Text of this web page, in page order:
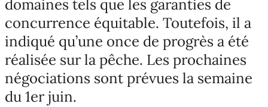
domaines tels que les garanties de
concurrence équitable. Toutefois, il a
indiqué qu’une once de progrès a été
réalisée sur la pêche. Les prochaines
négociations sont prévues la semaine
du 1er juin.